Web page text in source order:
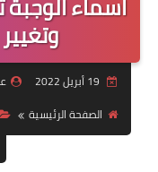
الصفحة الرئيسية